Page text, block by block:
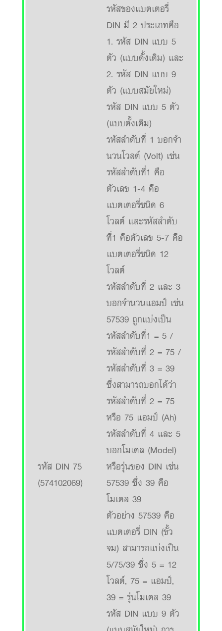
รหัส DIN 75
(574102069)
รหัสของแบตเตอรี่
DIN มี 2 ประเภทคือ
1. รหัส DIN แบบ 5
ตัว (แบบดั้งเดิม) และ
2. รหัส DIN แบบ 9
ตัว (แบบสมัยใหม่)
รหัส DIN แบบ 5 ตัว
(แบบดั้งเดิม)
รหัสลำดับที่ 1 บอกจำ
นวนโวลต์ (Volt) เช่น
รหัสลำดับที่1 คือ
ตัวเลข 1-4 คือ
แบตเตอรี่ชนิด 6
โวลต์ และรหัสลำดับ
ที่1 คือตัวเลข 5-7 คือ
แบตเตอรี่ชนิด 12
โวลต์
รหัสลำดับที่ 2 และ 3
บอกจำนวนแอมป์ เช่น
57539 ถูกแบ่งเป็น
รหัสลำดับที่1 = 5 /
รหัสลำดับที่ 2 = 75 /
รหัสลำดับที่ 3 = 39
ซึ่งสามารถบอกได้ว่า
รหัสลำดับที่ 2 = 75
หรือ 75 แอมป์ (Ah)
รหัสลำดับที่ 4 และ 5
บอกโมเดล (Model)
หรือรุ่นของ DIN เช่น
57539 ซึ่ง 39 คือ
โมเดล 39
ตัวอย่าง 57539 คือ
แบตเตอรี่ DIN (ขั้ว
จม) สามารถแบ่งเป็น
5/75/39 ซึ่ง 5 = 12
โวลต์, 75 = แอมป์,
39 = รุ่นโมเดล 39
รหัส DIN แบบ 9 ตัว